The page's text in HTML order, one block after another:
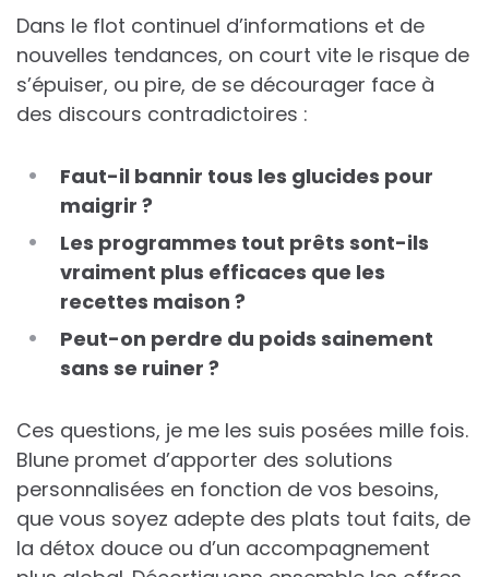
Dans le flot continuel d’informations et de
nouvelles tendances, on court vite le risque de
s’épuiser, ou pire, de se décourager face à
des discours contradictoires :
Faut-il bannir tous les glucides pour
maigrir ?
Les programmes tout prêts sont-ils
vraiment plus efficaces que les
recettes maison ?
Peut-on perdre du poids sainement
sans se ruiner ?
Ces questions, je me les suis posées mille fois.
Blune promet d’apporter des solutions
personnalisées en fonction de vos besoins,
que vous soyez adepte des plats tout faits, de
la détox douce ou d’un accompagnement